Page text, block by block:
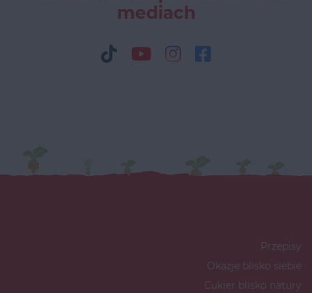
mediach
Przepisy
Okazje blisko siebie
Cukier blisko natury